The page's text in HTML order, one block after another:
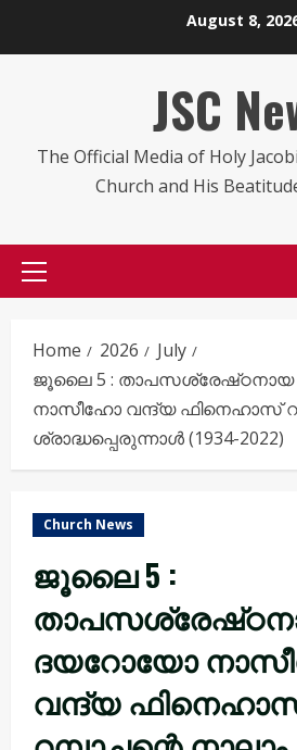
August 8,
JSC
The Official Media of Holy
Church and His
Primary
Home 2026
July
ജൂലൈ 5 :
നാസീഹോ വന്ദ്യ ഫിനെഹാസ്
ശ്രാദ്ധപ്പെരുന്നാൾ (1934-2022)
Church News
ജൂലൈ 5 :
ദയറോയോ
വന്ദ്യ